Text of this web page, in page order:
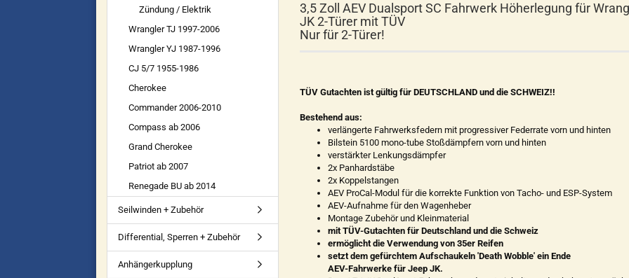
3,5 Zoll AEV Dualsport SC Fahrwerk Höherlegung für
JK 2-Türer mit TÜV
Nur für 2-Türer!
TÜV Gutachten ist gültig für DEUTSCHLAND und die SCHWEIZ!!
Bestehend aus:
verlängerte Fahrwerksfedern mit progressiver Federrate vorn und hinten
Bilstein 5100 mono-tube Stoßdämpfern vorn und hinten
verstärkter Lenkungsdämpfer
2x Panhardstäbe
2x Koppelstangen
AEV ProCal-Modul für die korrekte Funktion von Tacho- und ESP-System
AEV-Aufnahme für den Wagenheber
Montage Zubehör und Kleinmaterial
mit TÜV-Gutachten für Deutschland und die Schweiz
ermöglicht die Verwendung von 35er Reifen
setzt dem gefürchtem Aufschaukeln 'Death Wobble' ein Ende
AEV-Fahrwerke für Jeep JK.
Zündung / Elektrik
Wrangler TJ 1997-2006
Wrangler YJ 1987-1996
CJ 5/7 1955-1986
Cherokee
Commander 2006-2010
Compass ab 2006
Grand Cherokee
Patriot ab 2007
Renegade BU ab 2014
Seilwinden + Zubehör
Differential, Sperren + Zubehör
Anhängerkupplung